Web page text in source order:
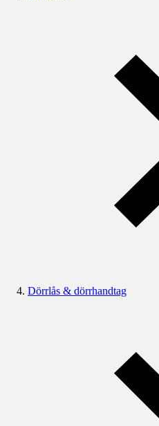
Dörrlås & dörrhandtag